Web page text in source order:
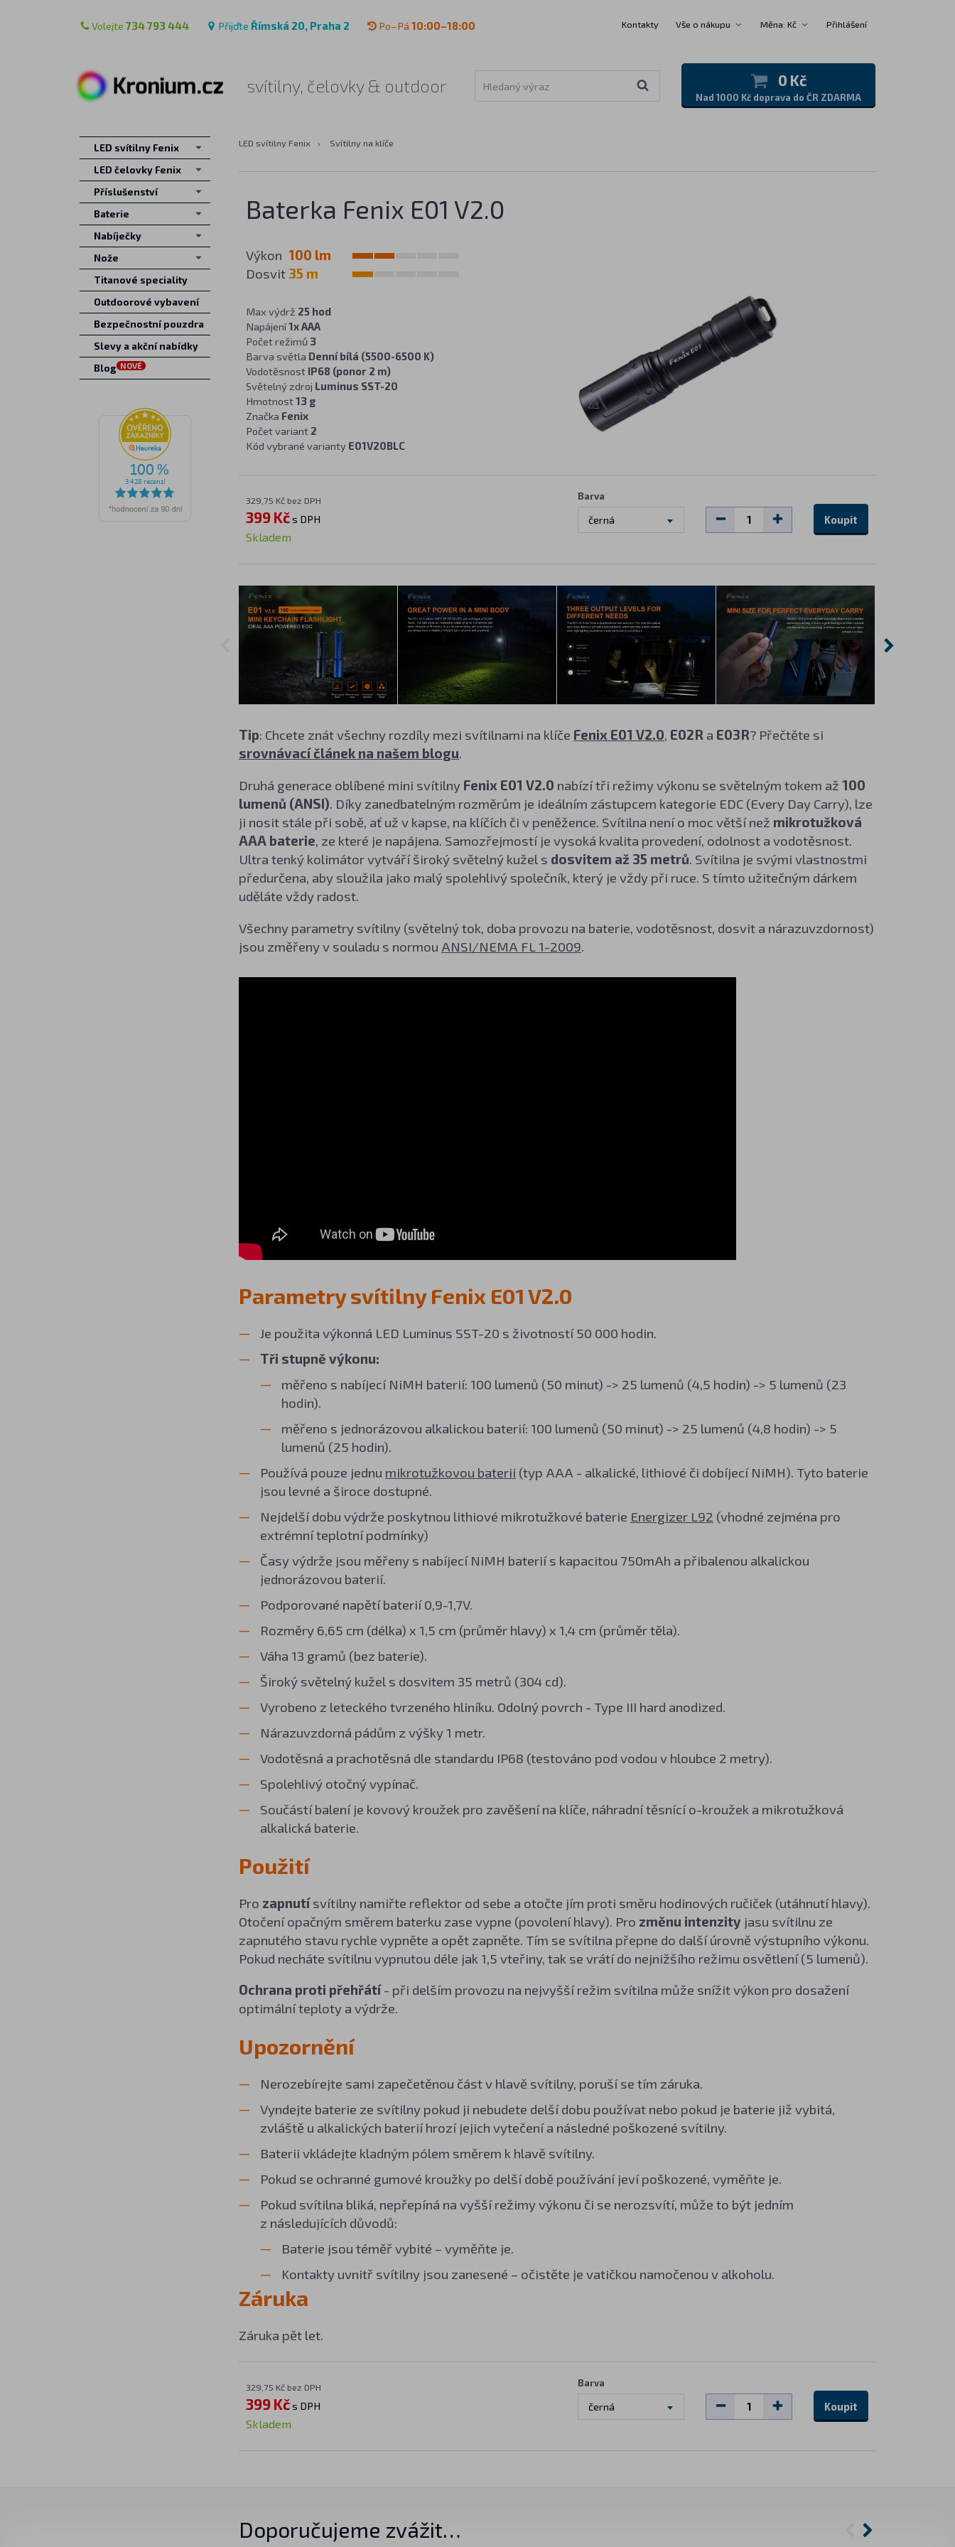
Volejte 734 793 444 Přijďte Římská 20, Praha 2 Po–Pá 10:00–18:00 Kontakty Vše o nákupu Měna: Kč Přihlášení
svítilny, čelovky & outdoor 0 Kč
Nad 1000 Kč doprava do ČR ZDARMA
LED svítilny Fenix › Svítilny na klíče
Baterka Fenix E01 V2.0
Výkon 100 lm
Dosvit 35 m
Max výdrž 25 hod
Napájení1x AAA
Počet režimů 3
Barva světla Denní bílá (5500-6500 K)
Vodotěsnost IP68 (ponor 2 m)
Světelný zdroj Luminus SST-20
Hmotnost13 g
Značka Fenix
Počet variant 2
Kód vybrané varianty E01V20BLC
329,75 Kč bez DPH
399 Kčs DPH
Skladem
Barva
černá Koupit
Tip: Chcete znát všechny rozdíly mezi svítilnami na klíče Fenix E01 V2.0, E02R a E03R? Přečtěte si
srovnávací článek na našem blogu.
Druhá generace oblíbené mini svítilny Fenix E01 V2.0 nabízí tři režimy výkonu se světelným tokem až 100
lumenů (ANSI). Díky zanedbatelným rozměrům je ideálním zástupcem kategorie EDC (Every Day Carry), lze
ji nosit stále při sobě, ať už v kapse, na klíčích či v peněžence. Svítilna není o moc větší než mikrotužková
AAA baterie, ze které je napájena. Samozřejmostí je vysoká kvalita provedení, odolnost a vodotěsnost.
Ultra tenký kolimátor vytváří široký světelný kužel s dosvitem až 35 metrů. Svítilna je svými vlastnostmi
předurčena, aby sloužila jako malý spolehlivý společník, který je vždy při ruce. S tímto užitečným dárkem
uděláte vždy radost.
Všechny parametry svítilny (světelný tok, doba provozu na baterie, vodotěsnost, dosvit a nárazuvzdornost)
jsou změřeny v souladu s normou ANSI/NEMA FL 1-2009.
Parametry svítilny Fenix E01 V2.0
Je použita výkonná LED Luminus SST-20 s životností 50 000 hodin.
Tři stupně výkonu:
měřeno s nabíjecí NiMH baterií: 100 lumenů (50 minut) -> 25 lumenů (4,5 hodin) -> 5 lumenů (23
hodin).
měřeno s jednorázovou alkalickou baterií: 100 lumenů (50 minut) -> 25 lumenů (4,8 hodin) -> 5
lumenů (25 hodin).
Používá pouze jednu mikrotužkovou baterii (typ AAA - alkalické, lithiové či dobíjecí NiMH). Tyto baterie
jsou levné a široce dostupné.
Nejdelší dobu výdrže poskytnou lithiové mikrotužkové baterie Energizer L92 (vhodné zejména pro
extrémní teplotní podmínky)
Časy výdrže jsou měřeny s nabíjecí NiMH baterií s kapacitou 750mAh a přibalenou alkalickou
jednorázovou baterií.
Podporované napětí baterií 0,9-1,7V.
Rozměry 6,65 cm (délka) x 1,5 cm (průměr hlavy) x 1,4 cm (průměr těla).
Váha 13 gramů (bez baterie).
Široký světelný kužel s dosvitem 35 metrů (304 cd).
Vyrobeno z leteckého tvrzeného hliníku. Odolný povrch - Type III hard anodized.
Nárazuvzdorná pádům z výšky 1 metr.
Vodotěsná a prachotěsná dle standardu IP68 (testováno pod vodou v hloubce 2 metry).
Spolehlivý otočný vypínač.
Součástí balení je kovový kroužek pro zavěšení na klíče, náhradní těsnící o-kroužek a mikrotužková
alkalická baterie.
Použití
Pro zapnutísvítilny namiřte reflektor od sebe a otočte jím proti směru hodinových ručiček (utáhnutí hlavy).
Otočení opačným směrem baterku zase vypne (povolení hlavy). Pro změnu intenzityjasu svítilnu ze
zapnutého stavu rychle vypněte a opět zapněte. Tím se svítilna přepne do další úrovně výstupního výkonu.
Pokud necháte svítilnu vypnutou déle jak 1,5 vteřiny, tak se vrátí do nejnižšího režimu osvětlení (5 lumenů).
Ochrana proti přehřátí- při delším provozu na nejvyšší režim svítilna může snížit výkon pro dosažení
optimální teploty a výdrže.
Upozornění
Nerozebírejte sami zapečetěnou část v hlavě svítilny, poruší se tím záruka.
Vyndejte baterie ze svítilny pokud ji nebudete delší dobu používat nebo pokud je baterie již vybitá,
zvláště u alkalických baterií hrozí jejich vytečení a následné poškozené svítilny.
Baterii vkládejte kladným pólem směrem k hlavě svítilny.
Pokud se ochranné gumové kroužky po delší době používání jeví poškozené, vyměňte je.
Pokud svítilna bliká, nepřepíná na vyšší režimy výkonu či se nerozsvítí, může to být jedním
z následujících důvodů:
Baterie jsou téměř vybité – vyměňte je.
Kontakty uvnitř svítilny jsou zanesené – očistěte je vatičkou namočenou v alkoholu.
Záruka
Záruka pět let.
329,75 Kč bez DPH
399 Kčs DPH
Skladem
Barva
černá Koupit
LED svítilny Fenix
LED čelovky Fenix
Příslušenství
Baterie
Nabíječky
Nože
Titanové speciality
Outdoorové vybavení
Bezpečnostní pouzdra
Slevy a akční nabídky
Blog NOVÉ
Doporučujeme zvážit…